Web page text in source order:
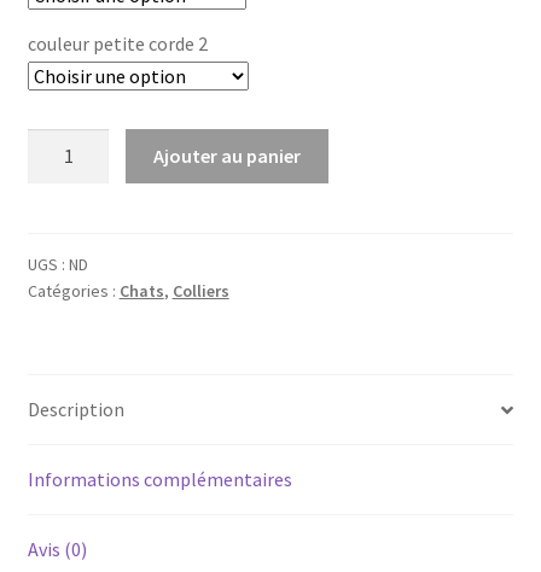
couleur petite corde 2
"Moon"
anti-
Ajouter au panier
UGS : ND
Catégories : Chats, Colliers
Description
Informations complémentaires
Avis (0)